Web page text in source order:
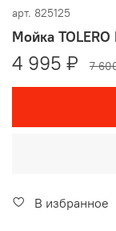
арт. 825125
Мойка
4 995 ₽ 7
В избранное